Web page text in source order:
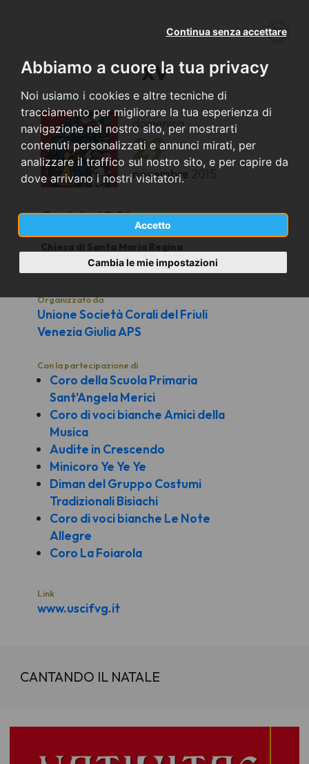
Abbiamo a cuore la tua privacy
Noi usiamo i cookies e altre tecniche di
tracciamento per migliorare la tua esperienza di
navigazione nel nostro sito, per mostrarti
contenuti personalizzati e annunci mirati, per
analizzare il traffico sul nostro sito, e per capire da
dove arrivano i nostri visitatori.
Accetto
Continua senza accettare
Cambia le mie impostazioni
XV
domenica
29
novembre 2015
Gorizia (GO)
Chiesa di Santa Maria Regina
Organizzato da
Unione Società Corali del Friuli
Venezia Giulia APS
Con la partecipazione di
Coro della Scuola Primaria
Sant'Angela Merici
Coro di voci bianche Amici della
Musica
Audite in Crescendo
Minicoro Ye Ye Ye
Diman del Gruppo Costumi
Tradizionali Bisiachi
Coro di voci bianche Le Note
Allegre
Coro La Foiarola
Link
www.uscifvg.it
CANTANDO IL NATALE